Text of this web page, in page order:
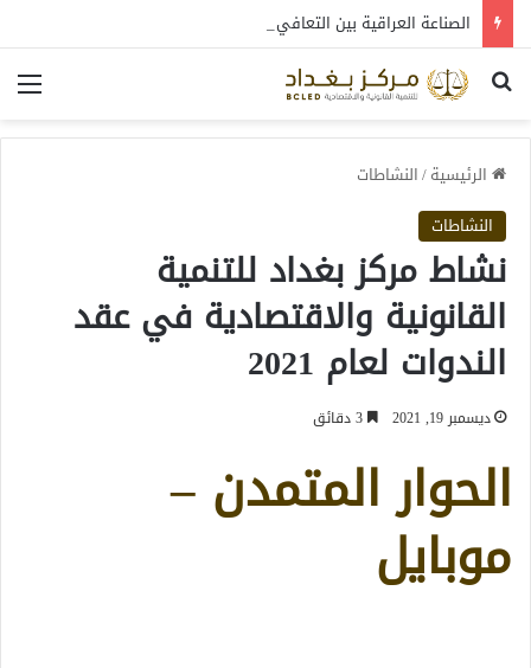
بحث عن
الرئيسية/النشاطات
النشاطات
نشاط مركز بغداد للتنمية
القانونية والاقتصادية في عقد
الندوات لعام 2021
ديسمبر 19, 2021
الحوار المتمدن –
موبايل